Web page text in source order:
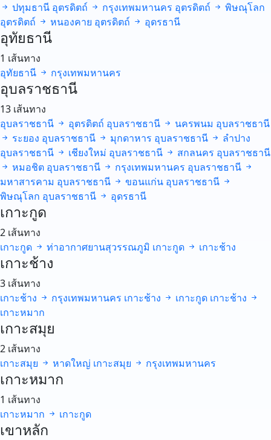
ปทุมธานี อุตรดิตถ์ กรุงเทพมหานคร อุตรดิตถ์
พิษณุโลก
อุตรดิตถ์
หนองคาย อุตรดิตถ์ อุดรธานี
อุทัยธานี
1 เส้นทาง
อุทัยธานี
กรุงเทพมหานคร
อุบลราชธานี
13 เส้นทาง
อุบลราชธานี
อุตรดิตถ์ อุบลราชธานี นครพนม อุบลราชธานี
ระยอง อุบลราชธานี มุกดาหาร อุบลราชธานี
ลำปาง
อุบลราชธานี
เชียงใหม่ อุบลราชธานี สกลนคร อุบลราชธานี
หมอชิต อุบลราชธานี กรุงเทพมหานคร อุบลราชธานี
มหาสารคาม อุบลราชธานี ขอนแก่น อุบลราชธานี
พิษณุโลก อุบลราชธานี อุดรธานี
เกาะกูด
2 เส้นทาง
เกาะกูด
ท่าอากาศยานสุวรรณภูมิ เกาะกูด เกาะช้าง
เกาะช้าง
3 เส้นทาง
เกาะช้าง
กรุงเทพมหานคร เกาะช้าง เกาะกูด เกาะช้าง
เกาะหมาก
เกาะสมุย
2 เส้นทาง
เกาะสมุย
หาดใหญ่ เกาะสมุย กรุงเทพมหานคร
เกาะหมาก
1 เส้นทาง
เกาะหมาก
เกาะกูด
เขาหลัก